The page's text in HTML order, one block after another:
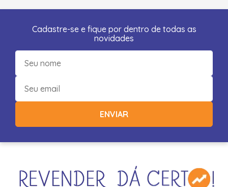
Cadastre-se e fique por dentro de todas as
novidades
ENVIAR